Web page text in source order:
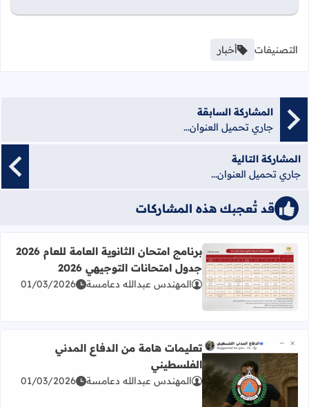
التصنيفات أخبار
المشاركة السابقة
جاري تحميل العنوان...
المشاركة التالية
جاري تحميل العنوان...
قد تُعجبك هذه المشاركات
اقرأ المزيد عن برنامج امتحان الثانوية العامة للعام 2026 جدول امتحانات التوجيهي 2026
برنامج امتحان الثانوية العامة للعام 2026
جدول امتحانات التوجيهي 2026
المهندس عبدالله دعامسة 01/03/2026
تعليمات هامة من الدفاع المدني
الفلسطيني
المهندس عبدالله دعامسة 01/03/2026